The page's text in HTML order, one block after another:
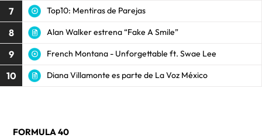
7 Top10: Mentiras de Parejas
8 Alan Walker estrena “Fake A Smile”
9 French Montana - Unforgettable ft. Swae Lee
10 Diana Villamonte es parte de La Voz México
FORMULA 40